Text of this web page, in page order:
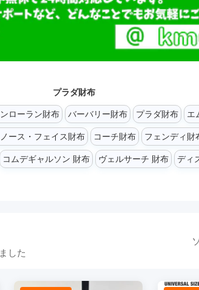
プラダ財布
ローラン財布 バーバリー財布 プラダ財布 エ
ース・フェイス財布 コーチ財布 フェンディ財
コムデギャルソン 財布 ヴェルサーチ 財布 ディ
した